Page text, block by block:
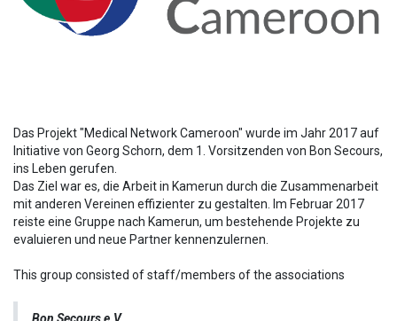
Das Projekt "Medical Network Cameroon" wurde im Jahr 2017 auf
Initiative von Georg Schorn, dem 1. Vorsitzenden von Bon Secours,
ins Leben gerufen.
Das Ziel war es, die Arbeit in Kamerun durch die Zusammenarbeit
mit anderen Vereinen effizienter zu gestalten. Im Februar 2017
reiste eine Gruppe nach Kamerun, um bestehende Projekte zu
evaluieren und neue Partner kennenzulernen.
This group consisted of staff/members of the associations